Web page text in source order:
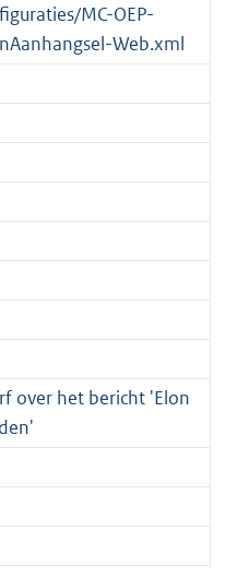
MC-OEP-
Web.xml
over het bericht 'Elon